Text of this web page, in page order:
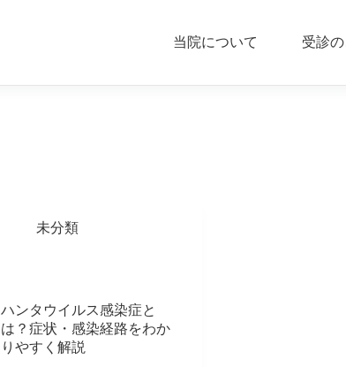
当院について 受診
未分類
ハンタウイルス感染症と
は？症状・感染経路をわか
りやすく解説